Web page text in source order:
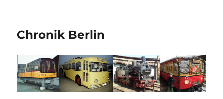
Chronik Berlin